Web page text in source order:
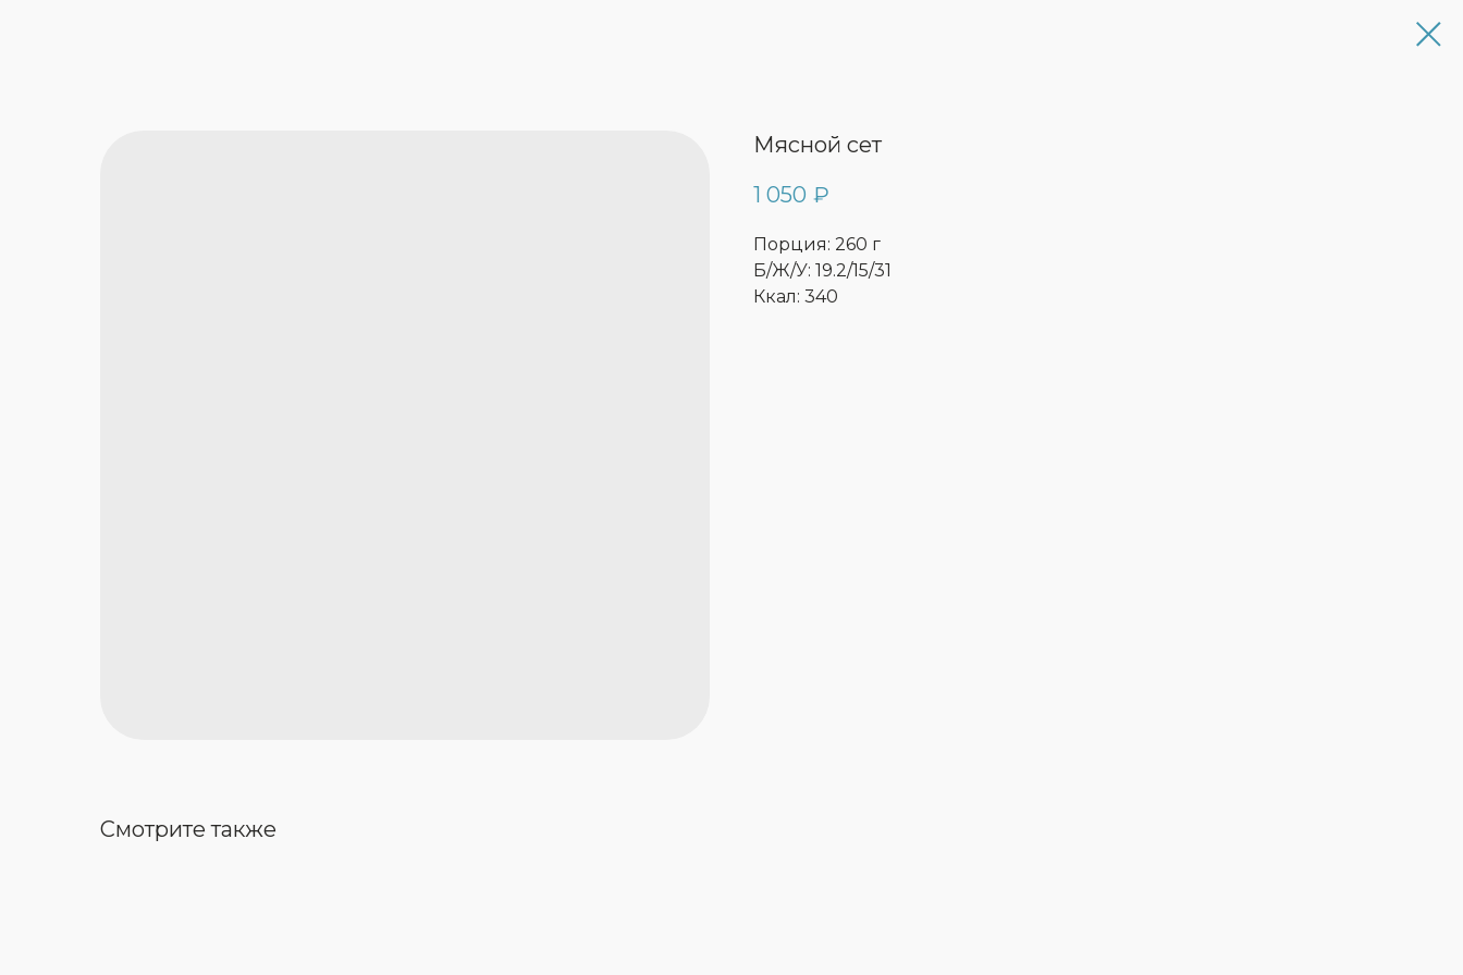
Мясной сет
1 050 ₽
Порция: 260 г
Б/Ж/У: 19.2/15/31
Ккал: 340
Смотрите также